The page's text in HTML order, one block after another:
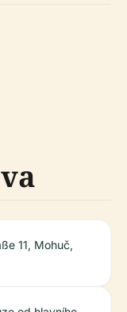
11, Mohuč,